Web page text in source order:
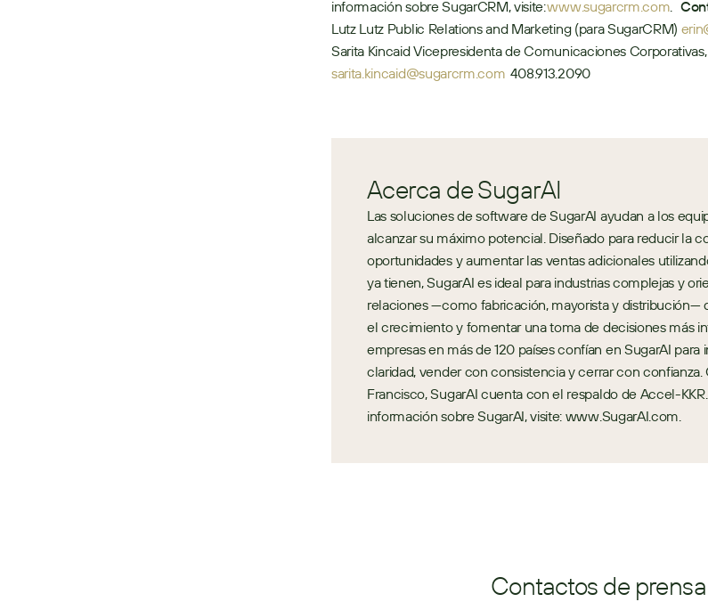
información sobre SugarCRM, visite: www.sugarcrm.com.
Lutz Lutz Public Relations and Marketing (para SugarCRM)
sarita.kincaid@sugarcrm.com 408.913.2090
Acerca de SugarAI
Las soluciones de software de SugarAI ayudan a los
alcanzar su máximo potencial. Diseñado para reducir la
oportunidades y aumentar las ventas adicionales
ya tienen, SugarAI es ideal para industrias complejas y
relaciones —como fabricación, mayorista y distribución—
el crecimiento y fomentar una toma de decisiones más
empresas en más de 120 países confían en SugarAI para
claridad, vender con consistencia y cerrar con confianza.
Francisco, SugarAI cuenta con el respaldo de Accel-
información sobre SugarAI, visite: www.SugarAI.com.
Contactos de prensa